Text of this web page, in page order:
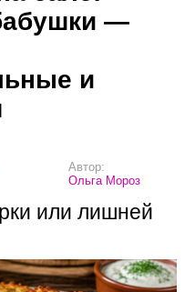
—
и
Автор:
Ольга Мороз
или лишней